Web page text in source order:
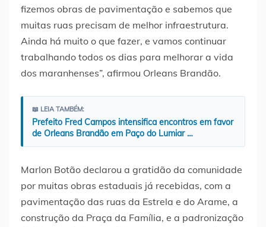
fizemos obras de pavimentação e sabemos que
muitas ruas precisam de melhor infraestrutura.
Ainda há muito o que fazer, e vamos continuar
trabalhando todos os dias para melhorar a vida
dos maranhenses”, afirmou Orleans Brandão.
📖 LEIA TAMBÉM:
Prefeito Fred Campos intensifica encontros em favor
de Orleans Brandão em Paço do Lumiar …
Marlon Botão declarou a gratidão da comunidade
por muitas obras estaduais já recebidas, com a
pavimentação das ruas da Estrela e do Arame, a
construção da Praça da Família, e a padronização